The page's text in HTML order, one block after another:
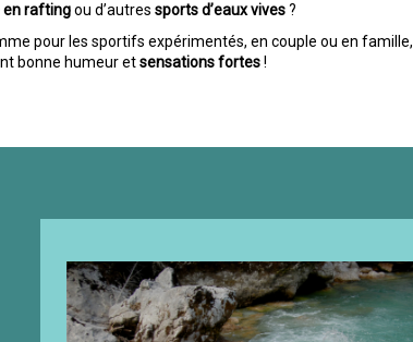
en raftingou d’autres sports d’eaux vives?
pour les sportifs expérimentés, en couple ou en famille,
bonne humeur etsensations fortes!